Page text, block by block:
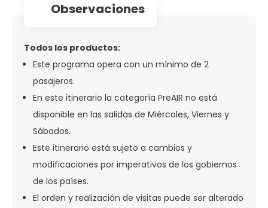
observaciones
Todos los productos:
Este programa opera con un mínimo de 2
pasajeros.
En este itinerario la categoría PreAIR no está
disponible en las salidas de Miércoles, Viernes y
Sábados.
Este itinerario está sujeto a cambios y
modificaciones por imperativos de los gobiernos
de los países.
El orden y realización de visitas puede ser alterado